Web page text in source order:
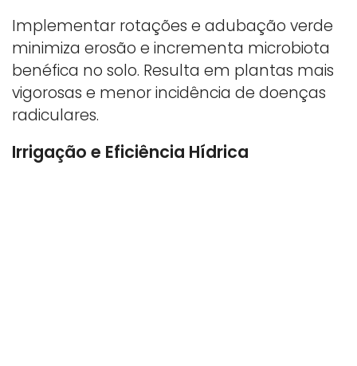
Implementar rotações e adubação verde
minimiza erosão e incrementa microbiota
benéfica no solo. Resulta em plantas mais
vigorosas e menor incidência de doenças
radiculares.
Irrigação e Eficiência Hídrica